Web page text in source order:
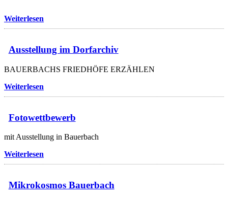
Weiterlesen
Ausstellung im Dorfarchiv
BAUERBACHS FRIEDHÖFE ERZÄHLEN
Weiterlesen
Fotowettbewerb
mit Ausstellung in Bauerbach
Weiterlesen
Mikrokosmos Bauerbach